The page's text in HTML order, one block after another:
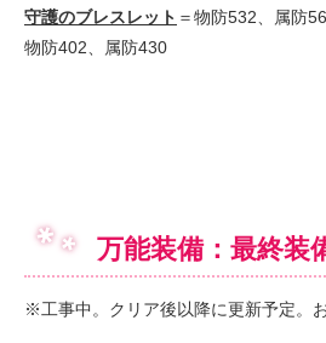
守護のブレスレット ＝物防532、属防
物防402、属防430
万能装備：最終装
※工事中。クリア後以降に更新予定。お